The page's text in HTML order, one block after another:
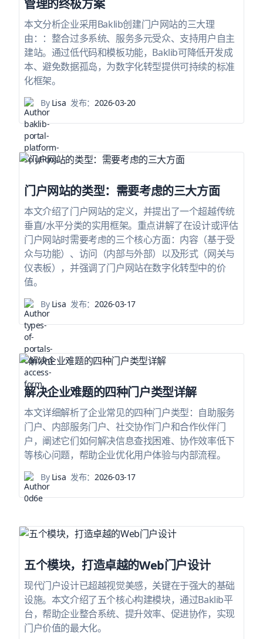
管理的终极方案
本文分析企业采用Baklib创建门户网站的三大理
由：：整合过多系统、服务多元受众、支持用户自主
建站。通过低代码和模板功能，Baklib可降低开发成
本、避免数据孤岛，为数字化转型提供可持续的标准
化框架。
ByLisa 发布：2026-03-20
门户网站的类型：需要考虑的三大方面
本文介绍了门户网站的定义，并提出了一个超越传统
垂直/水平分类的实用框架。重点讲解了在设计或评估
门户网站时需要考虑的三个核心方面：内容（基于受
众与功能）、访问（内部与外部）以及形式（网关与
仪表板），并强调了门户网站在数字化转型中的价
值。
ByLisa 发布：2026-03-17
解决企业难题的四种门户类型详解
本文详细解析了企业常见的四种门户类型：自助服务
门户、内部服务门户、社交协作门户和合作伙伴门
户，阐述它们如何解决信息查找困难、协作效率低下
等核心问题，帮助企业优化用户体验与内部流程。
ByLisa 发布：2026-03-17
五个模块，打造卓越的Web门户设计
现代门户设计已超越视觉美感，关键在于强大的基础
设施。本文介绍了五个核心构建模块，通过Baklib平
台，帮助企业整合系统、提升效率、促进协作，实现
门户价值的最大化。